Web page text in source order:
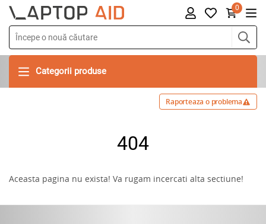
0
Categorii produse
Raporteaza o problema
404
Aceasta pagina nu exista! Va rugam incercati alta sectiune!